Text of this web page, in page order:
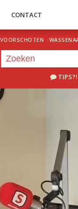
CONTACT
VOORSCHOTEN ·
TIPS?!